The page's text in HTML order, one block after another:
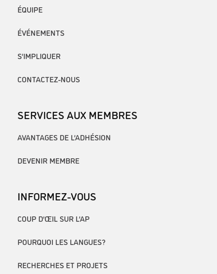
ÉQUIPE
ÉVÉNEMENTS
S’IMPLIQUER
CONTACTEZ-NOUS
SERVICES AUX MEMBRES
AVANTAGES DE L’ADHÉSION
DEVENIR MEMBRE
INFORMEZ-VOUS
COUP D’ŒIL SUR L’AP
POURQUOI LES LANGUES?
RECHERCHES ET PROJETS